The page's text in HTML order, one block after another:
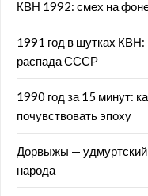
КВН 1992: смех на
1991 год в шутках КВН:
распада СССР
1990 год за 15 минут:
почувствовать эпоху
Дорвыжы — удмуртский
народа